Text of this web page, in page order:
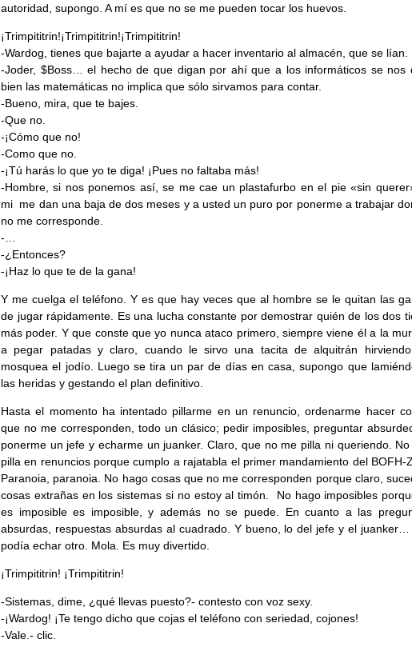
autoridad, supongo. A mí es que no se me pueden tocar los huevos.
¡Trimpititrin!¡Trimpititrin!¡Trimpititrin!
-Wardog, tienes que bajarte a ayudar a hacer inventario al almacén, que se lían.
-Joder, $Boss… el hecho de que digan por ahí que a los informáticos se nos
bien las matemáticas no implica que sólo sirvamos para contar.
-Bueno, mira, que te bajes.
-Que no.
-¡Cómo que no!
-Como que no.
-¡Tú harás lo que yo te diga! ¡Pues no faltaba más!
-Hombre, si nos ponemos así, se me cae un plastafurbo en el pie «sin
mi me dan una baja de dos meses y a usted un puro por ponerme a trabajar
no me corresponde.
-…
-¿Entonces?
-¡Haz lo que te de la gana!
Y me cuelga el teléfono. Y es que hay veces que al hombre se le quitan las
de jugar rápidamente. Es una lucha constante por demostrar quién de los dos
más poder. Y que conste que yo nunca ataco primero, siempre viene él a la
a pegar patadas y claro, cuando le sirvo una tacita de alquitrán
mosquea el jodío. Luego se tira un par de días en casa, supongo que
las heridas y gestando el plan definitivo.
Hasta el momento ha intentado pillarme en un renuncio, ordenarme hacer
que no me corresponden, todo un clásico; pedir imposibles, preguntar
ponerme un jefe y echarme un juanker. Claro, que no me pilla ni queriendo.
pilla en renuncios porque cumplo a rajatabla el primer mandamiento del BOFH-
Paranoia, paranoia. No hago cosas que no me corresponden porque claro,
cosas extrañas en los sistemas si no estoy al timón. No hago imposibles
es imposible es imposible, y además no se puede. En cuanto a las
absurdas, respuestas absurdas al cuadrado. Y bueno, lo del jefe y el
podía echar otro. Mola. Es muy divertido.
¡Trimpititrin! ¡Trimpititrin!
-Sistemas, dime, ¿qué llevas puesto?- contesto con voz sexy.
-¡Wardog! ¡Te tengo dicho que cojas el teléfono con seriedad, cojones!
-Vale.- clic.